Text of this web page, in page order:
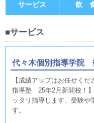
サービス 飲
■サービス
代々木個別指導学院
【成績アップはお任せく
指導塾 25年2月新開校！
ッタリ指導します。受験や
す。